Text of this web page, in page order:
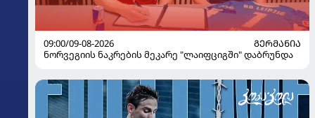
09:00/09-08-2026
ᲒᲔᲠᲛᲐᲜᲘᲐ
ნორვეგიის ნაკრების მეკარე "ლაიფციგში" დაბრუნდა